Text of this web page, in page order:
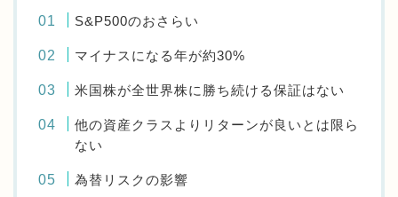
S&P500のおさらい
マイナスになる年が約30%
米国株が全世界株に勝ち続ける保証はない
他の資産クラスよりリターンが良いとは限ら
ない
為替リスクの影響